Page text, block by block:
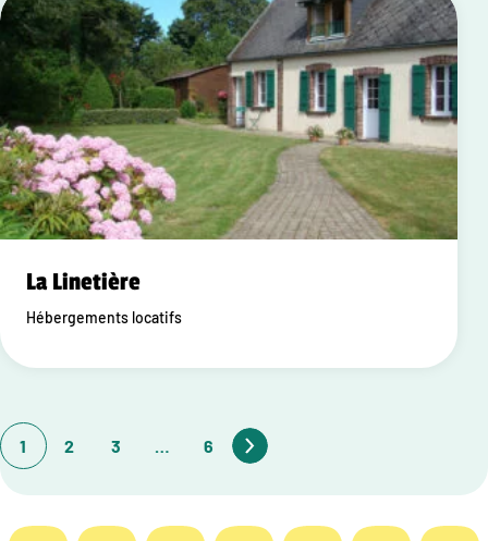
La Linetière
Hébergements locatifs
1 2 3 … 6